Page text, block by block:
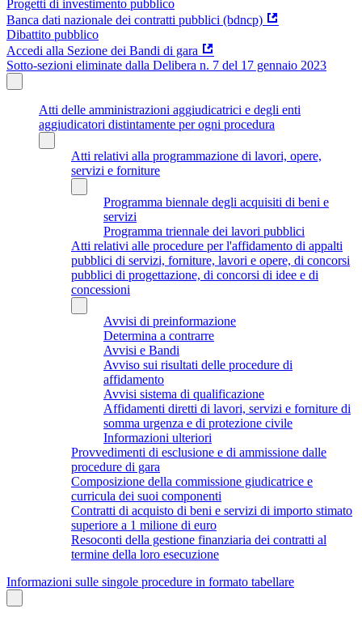
Progetti di investimento pubblico
Banca dati nazionale dei contratti pubblici (bdncp)
Dibattito pubblico
Accedi alla Sezione dei Bandi di gara
Sotto-sezioni eliminate dalla Delibera n. 7 del 17 gennaio 2023
Atti delle amministrazioni aggiudicatrici e degli enti
aggiudicatori distintamente per ogni procedura
Atti relativi alla programmazione di lavori, opere,
servizi e forniture
Programma biennale degli acquisiti di beni e
servizi
Programma triennale dei lavori pubblici
Atti relativi alle procedure per l'affidamento di appalti
pubblici di servizi, forniture, lavori e opere, di concorsi
pubblici di progettazione, di concorsi di idee e di
concessioni
Avvisi di preinformazione
Determina a contrarre
Avvisi e Bandi
Avviso sui risultati delle procedure di
affidamento
Avvisi sistema di qualificazione
Affidamenti diretti di lavori, servizi e forniture di
somma urgenza e di protezione civile
Informazioni ulteriori
Provvedimenti di esclusione e di ammissione dalle
procedure di gara
Composizione della commissione giudicatrice e
curricula dei suoi componenti
Contratti di acquisto di beni e servizi di importo stimato
superiore a 1 milione di euro
Resoconti della gestione finanziaria dei contratti al
termine della loro esecuzione
Informazioni sulle singole procedure in formato tabellare